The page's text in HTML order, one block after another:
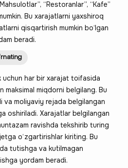
“Restoranlar”, “Kafe”
Bu xarajatlarni yaxshiroq
qisqartirish mumkin bo‘lgan
beradi.
uchun har bir xarajat toifasida
maksimal miqdorni belgilang. Bu
va moliyaviy rejada belgilangan
oshiriladi. Xarajatlar belgilangan
ravishda tekshirib turing
o‘zgartirishlar kiriting. Bu
tutishga va kutilmagan
yordam beradi.